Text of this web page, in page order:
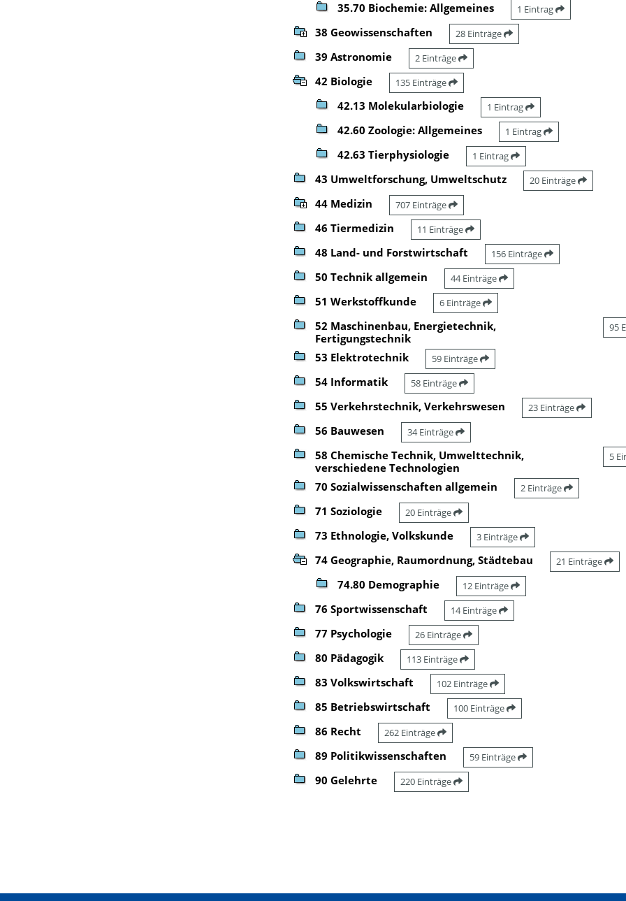
35.70 Biochemie: Allgemeines 1 Eintrag
38 Geowissenschaften 28 Einträge
39 Astronomie 2 Einträge
42 Biologie 135 Einträge
42.13 Molekularbiologie 1 Eintrag
42.60 Zoologie: Allgemeines 1 Eintrag
42.63 Tierphysiologie 1 Eintrag
43 Umweltforschung, Umweltschutz 20 Einträge
44 Medizin 707 Einträge
46 Tiermedizin 11 Einträge
48 Land- und Forstwirtschaft 156 Einträge
50 Technik allgemein 44 Einträge
51 Werkstoffkunde 6 Einträge
52 Maschinenbau, Energietechnik,
Fertigungstechnik
95
53 Elektrotechnik 59 Einträge
54 Informatik 58 Einträge
55 Verkehrstechnik, Verkehrswesen 23 Einträge
56 Bauwesen 34 Einträge
58 Chemische Technik, Umwelttechnik,
verschiedene Technologien
5
70 Sozialwissenschaften allgemein 2 Einträge
71 Soziologie 20 Einträge
73 Ethnologie, Volkskunde 3 Einträge
74 Geographie, Raumordnung, Städtebau 21 Einträge
74.80 Demographie 12 Einträge
76 Sportwissenschaft 14 Einträge
77 Psychologie 26 Einträge
80 Pädagogik 113 Einträge
83 Volkswirtschaft 102 Einträge
85 Betriebswirtschaft 100 Einträge
86 Recht 262 Einträge
89 Politikwissenschaften 59 Einträge
90 Gelehrte 220 Einträge